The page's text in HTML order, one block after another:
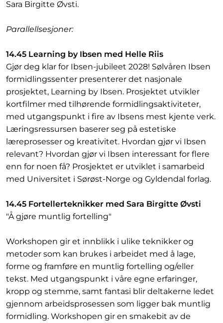
Sara Birgitte Øvsti.
Parallellsesjoner:
14.45 Learning by Ibsen med Helle Riis
Gjør deg klar for Ibsen-jubileet 2028! Sølvåren Ibsen
formidlingssenter presenterer det nasjonale
prosjektet, Learning by Ibsen. Prosjektet utvikler
kortfilmer med tilhørende formidlingsaktiviteter,
med utgangspunkt i fire av Ibsens mest kjente verk.
Læringsressursen baserer seg på estetiske
læreprosesser og kreativitet. Hvordan gjør vi Ibsen
relevant? Hvordan gjør vi Ibsen interessant for flere
enn for noen få? Prosjektet er utviklet i samarbeid
med Universitet i Sørøst-Norge og Gyldendal forlag.
14.45 Fortellerteknikker med Sara Birgitte Øvsti
"Å gjøre muntlig fortelling"
Workshopen gir et innblikk i ulike teknikker og
metoder som kan brukes i arbeidet med å lage,
forme og framføre en muntlig fortelling og/eller
tekst. Med utgangspunkt i våre egne erfaringer,
kropp og stemme, samt fantasi blir deltakerne ledet
gjennom arbeidsprosessen som ligger bak muntlig
formidling. Workshopen gir en smakebit av de